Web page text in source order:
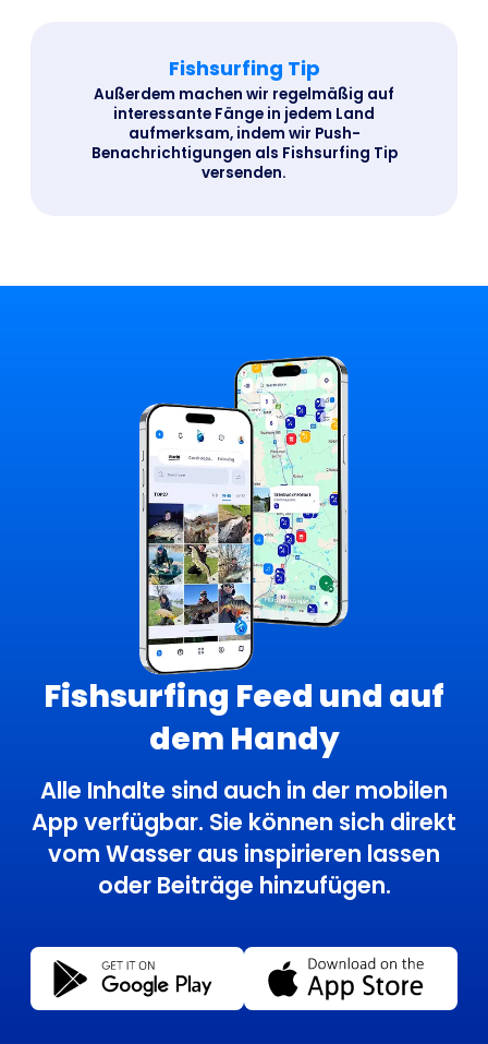
Fishsurfing Tip
Außerdem machen wir regelmäßig auf
interessante Fänge in jedem Land
aufmerksam, indem wir Push-
Benachrichtigungen als Fishsurfing Tip
versenden.
Fishsurfing Feed und auf
dem Handy
Alle Inhalte sind auch in der mobilen
App verfügbar. Sie können sich direkt
vom Wasser aus inspirieren lassen
oder Beiträge hinzufügen.